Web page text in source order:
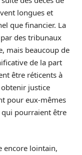
longues et
que financier. La
des tribunaux
mais beaucoup de
de la part
être réticents à
justice
pour eux-mêmes
qui pourraient être
encore lointain,